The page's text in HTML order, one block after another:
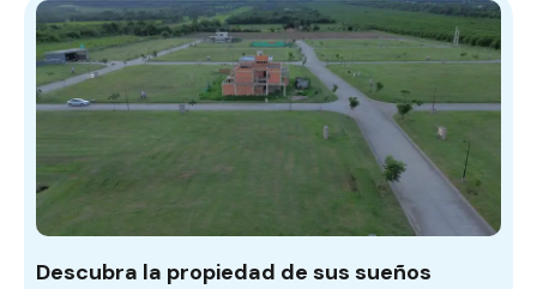
Descubra la propiedad de sus sueños